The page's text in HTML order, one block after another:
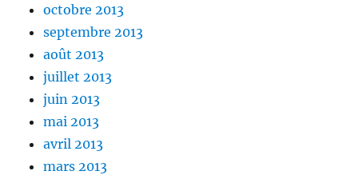
octobre 2013
septembre 2013
août 2013
juillet 2013
juin 2013
mai 2013
avril 2013
mars 2013